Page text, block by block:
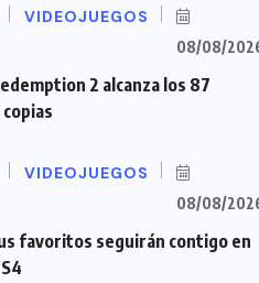
VIDEOJUEGOS
08/08/
2 alcanza los 87
VIDEOJUEGOS
08/08/
favoritos seguirán contigo en